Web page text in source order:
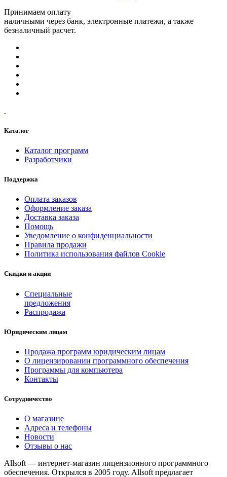
Принимаем оплату
наличными через банк, электронные платежи, а также
безналичный расчет.
Каталог
Каталог программ
Разработчики
Поддержка
Оплата заказов
Оформление заказа
Доставка заказа
Помощь
Уведомление о конфиденциальности
Правила продажи
Политика использования файлов Cookie
Скидки и акции
Специальные
предложения
Распродажа
Юридическим лицам
Продажа программ юридическим лицам
О лицензировании программного обеспечения
Программы для компьютера
Контакты
Сотрудничество
О магазине
Адреса и телефоны
Новости
Отзывы о нас
Allsoft — интернет-магазин лицензионного программного
обеспечения. Открылся в 2005 году. Allsoft предлагает